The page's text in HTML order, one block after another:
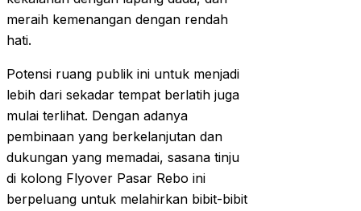
meraih kemenangan dengan rendah
hati.
Potensi ruang publik ini untuk menjadi
lebih dari sekadar tempat berlatih juga
mulai terlihat. Dengan adanya
pembinaan yang berkelanjutan dan
dukungan yang memadai, sasana tinju
di kolong Flyover Pasar Rebo ini
berpeluang untuk melahirkan bibit-bibit